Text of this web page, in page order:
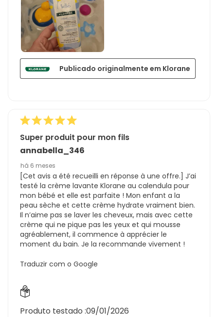
Publicado originalmente em Klorane
Super produit pour mon fils
annabella_346
há 6 meses
[Cet avis a été recueilli en réponse à une offre.] J’ai
testé la crème lavante Klorane au calendula pour
mon bébé et elle est parfaite ! Mon enfant a la
peau sèche et cette crème hydrate vraiment bien.
Il n’aime pas se laver les cheveux, mais avec cette
crème qui ne pique pas les yeux et qui mousse
agréablement, il commence à apprécier le
moment du bain. Je la recommande vivement !
Traduzir com o Google
Produto testado :09/01/2026